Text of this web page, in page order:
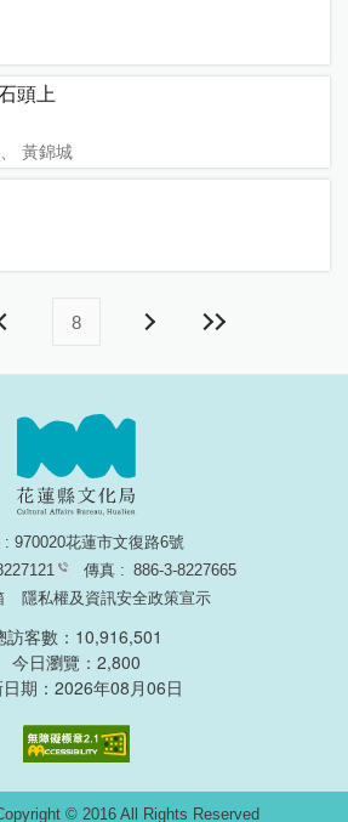
蓮市明禮路131號 北區國稅局花蓮縣分局
頭上
黃錦城
蓮市中興路41號 明恥國民小學
2047
8
: 970020花蓮市文復路6號
傳真 : 886-3-8227665
隱私權及資訊安全政策宣示
訪客數：10,916,501
今日瀏覽：2,800
期：2026年08月06日
© 2016 All Rights Reserved